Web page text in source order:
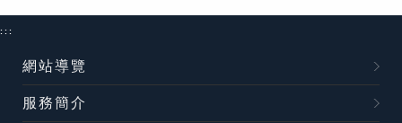
:::
網站導覽
服務簡介